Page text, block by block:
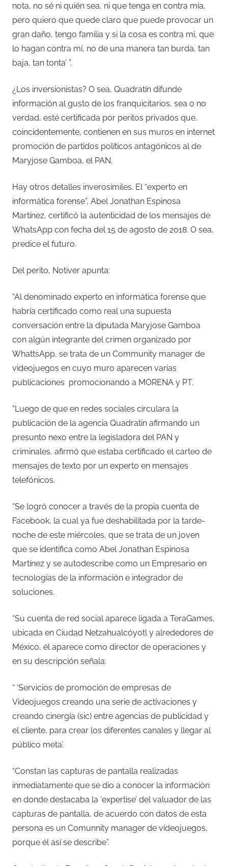
nota, no sé ni quién sea, ni que tenga en contra mía,
pero quiero que quede claro que puede provocar un
gran daño, tengo familia y si la cosa es contra mí, que
lo hagan contra mí, no de una manera tan burda, tan
baja, tan tonta’ ”.
¿Los inversionistas? O sea, Quadratín difunde
información al gusto de los franquicitarios, sea o no
verdad, esté certificada por peritos privados que,
coincidentemente, contienen en sus muros en internet
promoción de partidos políticos antagónicos al de
Maryjose Gamboa, el PAN.
Hay otros detalles inverosímiles. El “experto en
informática forense”, Abel Jonathan Espinosa
Martínez, certificó la autenticidad de los mensajes de
WhatsApp con fecha del 15 de agosto de 2018. O sea,
predice el futuro.
Del perito, Notiver apunta:
“Al denominado experto en informática forense que
habría certificado como real una supuesta
conversación entre la diputada Maryjose Gamboa
con algún integrante del crimen organizado por
WhattsApp, se trata de un Community manager de
videojuegos en cuyo muro aparecen varias
publicaciones promocionando a MORENA y PT.
“Luego de que en redes sociales circulara la
publicación de la agencia Quadratin afirmando un
presunto nexo entre la legisladora del PAN y
criminales, afirmó que estaba certificado el carteo de
mensajes de texto por un experto en mensajes
telefónicos.
“Se logró conocer a través de la propia cuenta de
Facebook, la cual ya fue deshabilitada por la tarde-
noche de este miércoles, que se trata de un joven
que se identifica como Abel Jonathan Espinosa
Martínez y se autodescribe como un Empresario en
tecnologías de la información e integrador de
soluciones.
“Su cuenta de red social aparece ligada a TeraGames,
ubicada en Ciudad Netzahualcóyotl y alrededores de
México, él aparece como director de operaciones y
en su descripción señala:
“ ‘Servicios de promoción de empresas de
Videojuegos creando una serie de activaciones y
creando cinergía (sic) entre agencias de publicidad y
el cliente, para crear los diferentes canales y llegar al
público meta’.
“Constan las capturas de pantalla realizadas
inmediatamente que se dio a conocer la información
en donde destacaba la ‘expertise’ del valuador de las
capturas de pantalla, de acuerdo con datos de esta
persona es un Comunnity manager de videojuegos,
porque él así se describe”.